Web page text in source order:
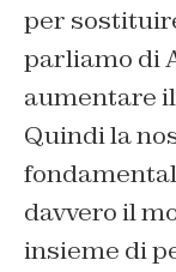
per
parliamo di
aumentare
Quindi la
davvero il
insieme di